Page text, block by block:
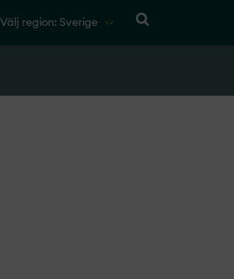
Välj region: Sverige